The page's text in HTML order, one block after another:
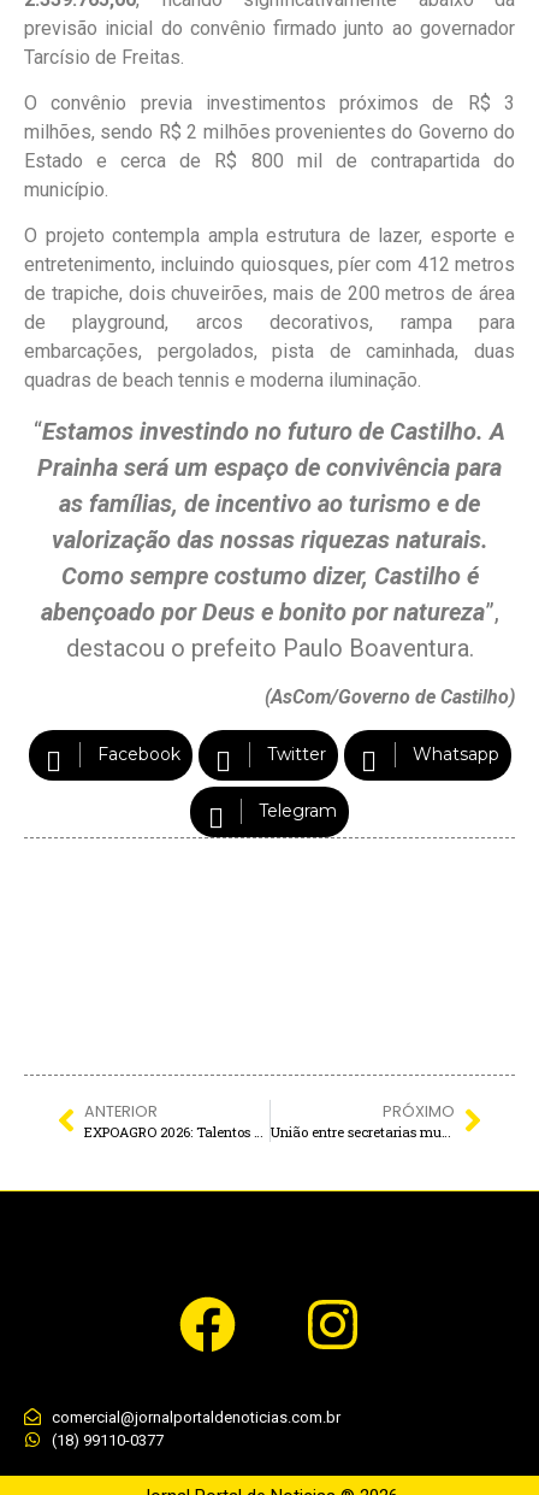
previsão inicial do convênio firmado junto ao governador
Tarcísio de Freitas.
O convênio previa investimentos próximos de R$ 3
milhões, sendo R$ 2 milhões provenientes do Governo do
Estado e cerca de R$ 800 mil de contrapartida do
município.
O projeto contempla ampla estrutura de lazer, esporte e
entretenimento, incluindo quiosques, píer com 412 metros
de trapiche, dois chuveirões, mais de 200 metros de área
de playground, arcos decorativos, rampa para
embarcações, pergolados, pista de caminhada, duas
quadras de beach tennis e moderna iluminação.
“Estamos investindo no futuro de Castilho. A
Prainha será um espaço de convivência para
as famílias, de incentivo ao turismo e de
valorização das nossas riquezas naturais.
Como sempre costumodizer, Castilho é
abençoado por Deus e bonito por natureza”,
destacou o prefeito Paulo Boaventura.
(AsCom/Governo de Castilho)
Facebook Twitter Whatsapp
Telegram
ANTERIOR PRÓXIMO
comercial@jornalportaldenoticias.com.br
(18) 99110-0377